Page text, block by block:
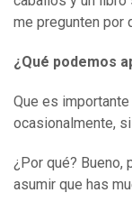
me pregunten por
¿Qué podemos
Que es
ocasionalmente,
¿Por qué? Bueno,
asumir que has